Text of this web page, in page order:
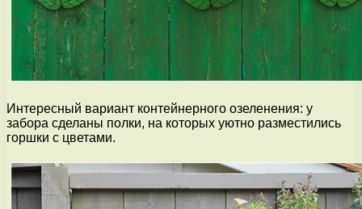
Интересный вариант контейнерного озеленения: у
забора сделаны полки, на которых уютно разместились
горшки с цветами.